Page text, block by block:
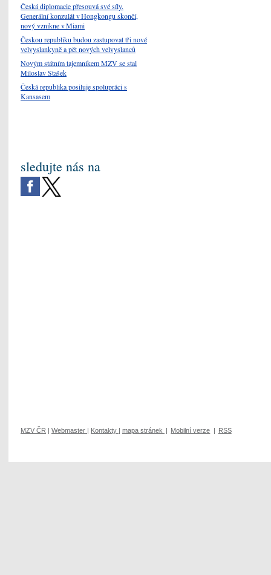
Česká diplomacie přesouvá své síly.
Generální konzulát v Hongkongu skončí,
nový vznikne v Miami
Českou republiku budou zastupovat tři nové
velvyslankyně a pět nových velvyslanců
Novým státním tajemníkem MZV se stal
Miloslav Stašek
Česká republika posiluje spolupráci s
Kansasem
sledujte nás na
MZV ČR | Webmaster | Kontakty | mapa stránek | Mobilní verze | RSS